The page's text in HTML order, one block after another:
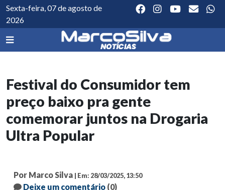
Sexta-feira, 07 de agosto de
2026
Festival do Consumidor tem
preço baixo pra gente
comemorar juntos na Drogaria
Ultra Popular
Por Marco Silva | Em: 28/03/2025, 13:50
Deixe um comentário (0)